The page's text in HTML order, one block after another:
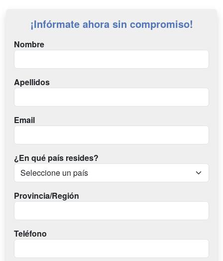
¡Infórmate ahora sin compromiso!
Nombre
Apellidos
Email
¿En qué país resides?
Provincia/Región
Teléfono